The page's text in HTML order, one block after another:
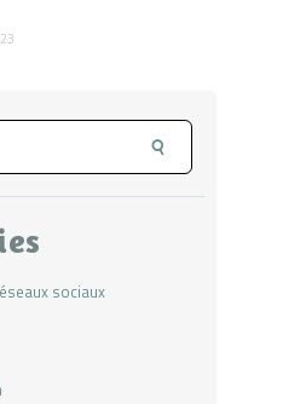
sociaux